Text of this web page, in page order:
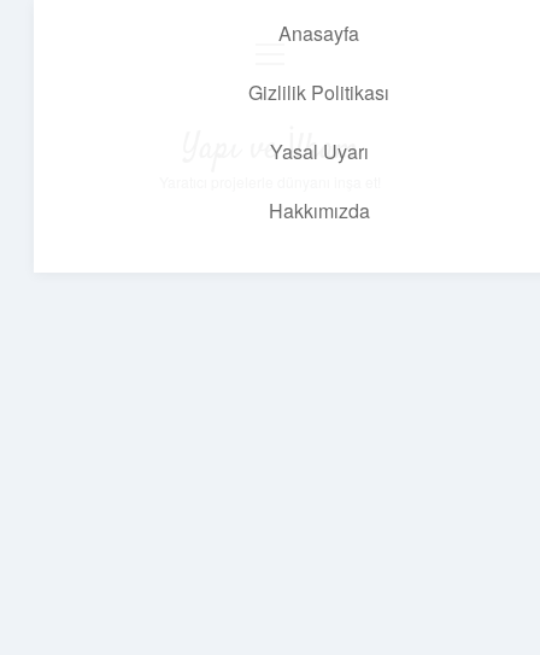
Anasayfa
Gizlilik Politikası
Yasal Uyarı
Hakkımızda
Yapı ve İlham